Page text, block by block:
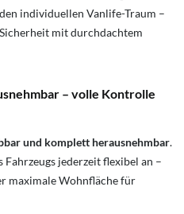
individuellen Vanlife-Traum –
mit durchdachtem
– volle Kontrolle
und komplett herausnehmbar.
Fahrzeugs jederzeit flexibel an –
maximale Wohnfläche für